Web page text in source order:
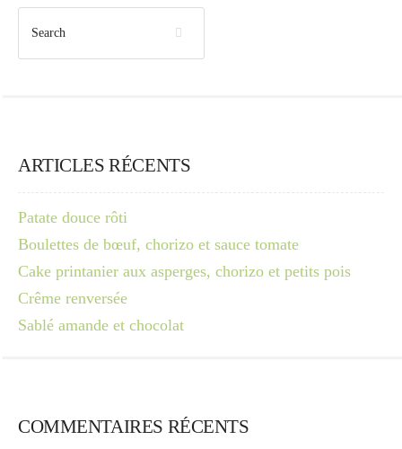
ARTICLES RÉCENTS
Patate douce rôti
Boulettes de bœuf, chorizo et sauce tomate
Cake printanier aux asperges, chorizo et petits pois
Crême renversée
Sablé amande et chocolat
COMMENTAIRES RÉCENTS